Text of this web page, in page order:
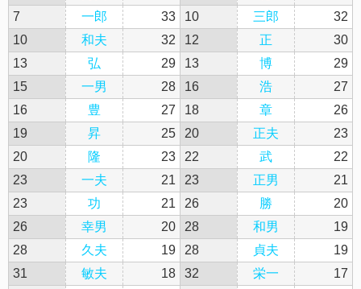
7
一郎 33 10 三郎
32
10
和夫 32 12 正
30
13
弘 29 13 博
29
15
一男 28 16 浩
27
16
豊 27 18 章
26
19
昇 25 20 正夫
23
20
隆 23 22 武
22
23
一夫 21 23 正男
21
23
功 21 26 勝
20
26
幸男 20 28 和男
19
28
久夫 19 28 貞夫
19
31
敏夫 18 32 栄一
17